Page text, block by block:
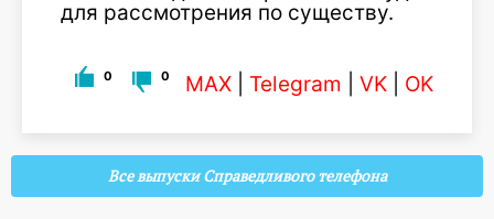
для рассмотрения по существу.
0 0 MAX Telegram VK OK
Все выпуски Справедливого телефона